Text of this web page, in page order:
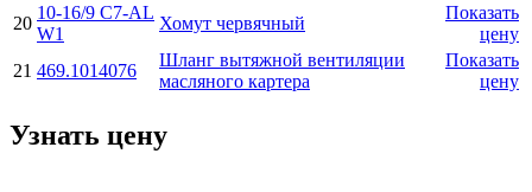
20
10-16/9 C7-AL
W1
Хомут червячный
Показать
цену
21 469.1014076
Шланг вытяжной вентиляции
масляного картера
Показать
цену
Узнать цену